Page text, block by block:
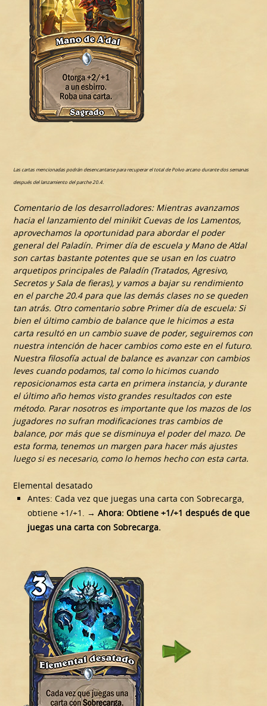
Las cartas mencionadas podrán desencantarse para recuperar el total de Polvo arcano durante dos semanas
después del lanzamiento del parche 20.4.
Comentario de los desarrolladores: Mientras avanzamos
hacia el lanzamiento del minikit Cuevas de los Lamentos,
aprovechamos la oportunidad para abordar el poder
general del Paladín. Primer día de escuela y Mano de A’dal
son cartas bastante potentes que se usan en los cuatro
arquetipos principales de Paladín (Tratados, Agresivo,
Secretos y Sala de fieras), y vamos a bajar su rendimiento
en el parche 20.4 para que las demás clases no se queden
tan atrás. Otro comentario sobre Primer día de escuela: Si
bien el último cambio de balance que le hicimos a esta
carta resultó en un cambio suave de poder, seguiremos con
nuestra intención de hacer cambios como este en el futuro.
Nuestra filosofía actual de balance es avanzar con cambios
leves cuando podamos, tal como lo hicimos cuando
reposicionamos esta carta en primera instancia, y durante
el último año hemos visto grandes resultados con este
método. Parar nosotros es importante que los mazos de los
jugadores no sufran modificaciones tras cambios de
balance, por más que se disminuya el poder del mazo. De
esta forma, tenemos un margen para hacer más ajustes
luego si es necesario, como lo hemos hecho con esta carta.
Elemental desatado
Antes: Cada vez que juegas una carta con Sobrecarga,
obtiene +1/+1. →Ahora: Obtiene +1/+1 después de que
juegas una carta con Sobrecarga.